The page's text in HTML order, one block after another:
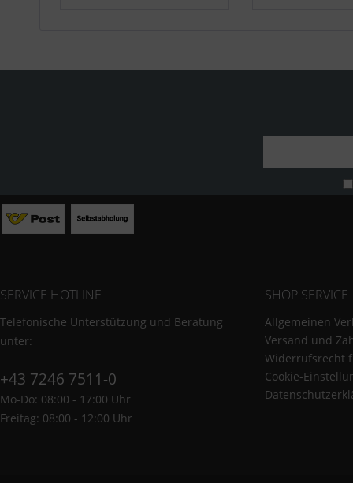
SERVICE HOTLINE
Telefonische Unterstützung und Beratung
unter:
+43 7246 7511-0
Mo-Do: 08:00 - 17:00 Uhr
Freitag: 08:00 - 12:00 Uhr
SHOP SERVICE
Allgemeinen
Versand und
Widerrufsrecht
Cookie-